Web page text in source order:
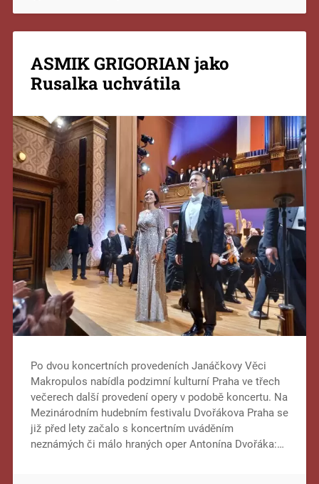
ASMIK GRIGORIAN jako
Rusalka uchvátila
Po dvou koncertních provedeních Janáčkovy Věci
Makropulos nabídla podzimní kulturní Praha ve třech
večerech další provedení opery v podobě koncertu. Na
Mezinárodním hudebním festivalu Dvořákova Praha se
již před lety začalo s koncertním uváděním
neznámých či málo hraných oper Antonína Dvořáka:…